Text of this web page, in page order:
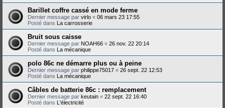
Barillet coffre cassé en mode ferme
Dernier message par virlo « 06 mars 23 17:55
Posté dans La carrosserie
Bruit sous caisse
Dernier message par NOAH66 « 26 nov. 22 20:14
Posté dans La mécanique
polo 86c ne démarre plus ou à peine
Dernier message par philippe75017 « 26 sept. 22 12:53
Posté dans La mécanique
Câbles de batterie 86c : remplacement
Dernier message par keutain « 22 sept. 22 16:40
Posté dans L'électricité